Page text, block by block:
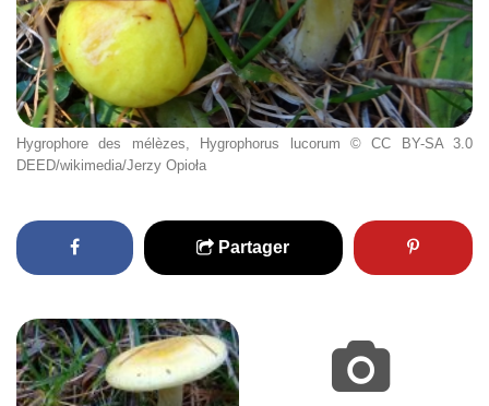
Hygrophore des mélèzes, Hygrophorus lucorum © CC BY-SA 3.0
DEED/wikimedia/Jerzy Opioła
Partager